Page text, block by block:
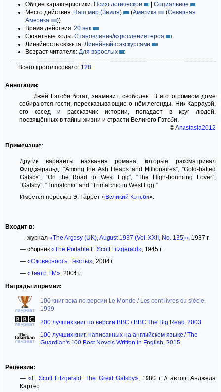
Общие характеристики: Психологическое | Социальное
Место действия: Наш мир (Земля) (Америка (Северная
Америка
))
Время действия: 20 век
Сюжетные ходы: Становление/взросление героя
Линейность сюжета: Линейный с экскурсами
Возраст читателя: Для взрослых
Всего проголосовало: 128
Аннотация:
Джей Гэтсби богат, знаменит, свободен. В его огромном доме
собираются гости, пересказывающие о нём легенды. Ник Каррауэй,
его сосед и рассказчик истории, попадает в круг людей,
посвящённых в тайны жизни и страсти Великого Гэтсби.
©Anastasia2012
Примечание:
Другие варианты названия романа, которые рассматривал
Фицджеральд: “Among the Ash Heaps and Millionaires”, “Gold-hatted
Gatsby”, “On the Road to West Egg”, “The High-bouncing Lover”,
“Gatsby”, “Trimalchio” and “Trimalchio in West Egg.”
Имеется пересказ Э. Гаррет «Великий Кэтсби».
Входит в:
— журнал «The Argosy (UK), August 1937 (Vol. XXII, No. 135)», 1937 г.
— сборник «The Portable F. Scott Fitzgerald», 1945 г.
— «Словесность. Тексты», 2004 г.
— «Театр FM», 2004 г.
Награды и премии:
лауреат
100 книг века по версии Le Monde / Les cent livres du siècle,
1999
лауреат 200 лучших книг по версии BBC / BBC The Big Read, 2003
лауреат
100 лучших книг, написанных на английском языке / The
Guardian's 100 Best Novels Written in English, 2015
Рецензии:
—«F. Scott Fitzgerald: The Great Gatsby» , 1980 г. // автор: Анджела
Картер